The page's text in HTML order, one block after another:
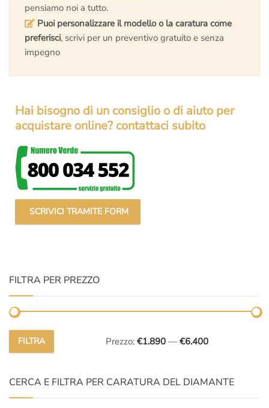
pensiamo noi a tutto.
Puoi personalizzare il modello o la caratura come
preferisci, scrivi per un preventivo gratuito e senza
impegno
Hai bisogno di un consiglio o di aiuto per
acquistare online? contattaci subito
SCRIVICI TRAMITE FORM
FILTRA PER PREZZO
Prezzo
Prezzo
FILTRA Prezzo: €1.890 — €6.400
CERCA E FILTRA PER CARATURA DEL DIAMANTE